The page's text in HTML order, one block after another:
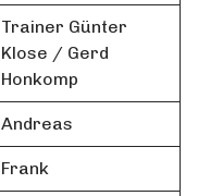
Trainer Günter
Klose / Gerd
Honkomp
Andreas
Frank